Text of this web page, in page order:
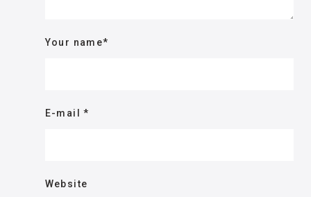
Your name*
E-mail*
Website